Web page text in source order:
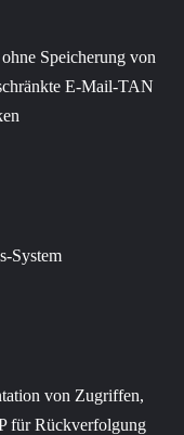
Speicherung von
E-Mail-TAN
System
von Zugriffen,
für Rückverfolgung